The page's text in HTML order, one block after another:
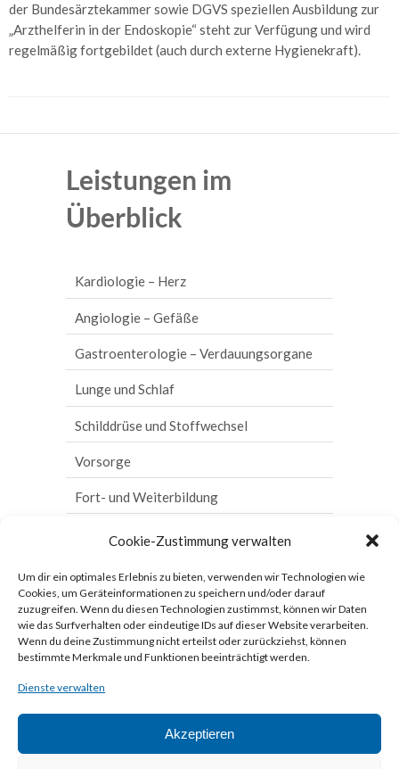
Cookie-Zustimmung verwalten
Um dir ein optimales Erlebnis zu bieten, verwenden wir Technologien wie
Cookies, um Geräteinformationen zu speichern und/oder darauf
zuzugreifen. Wenn du diesen Technologien zustimmst, können wir Daten
wie das Surfverhalten oder eindeutige IDs auf dieser Website verarbeiten.
Wenn du deine Zustimmung nicht erteilst oder zurückziehst, können
bestimmte Merkmale und Funktionen beeinträchtigt werden.
Dienste verwalten
Akzeptieren
der Bundesärztekammer sowie DGVS speziellen Ausbildung zur
„Arzthelferin in der Endoskopie“ steht zur Verfügung und wird
regelmäßig fortgebildet (auch durch externe Hygienekraft).
Leistungen im
Überblick
Kardiologie – Herz
EKG, Langzeit-EKG und Eventrecording
Telemetrie und Homemonitoring
Belastungstests
Herz-Ultraschall
Herzschrittmacher
Kardio-MR
Angiologie – Gefäße
Arterienuntersuchungen
Venenuntersuchungen
Gastroenterologie – Verdauungsorgane
Sonographie/Duplex-Sonographie
Magenspiegelung
Darmspiegelung
Chromo-Endoskopie
Polypektomie & Mucosektomie
Argon-Plasma-Koagulation
Lunge und Schlaf
Bodyplethysmographie
Blutgasanalyse
Schlafmonitoring
Schilddrüse und Stoffwechsel
Hormonbestimmung
Sonographie der Schilddrüse
Vorsorge
Fort- und Weiterbildung
Qualitätssicherung und Hygiene
Kardiologische Qualitätspraxis und
Invasive Kardiologie
Hygiene
Zertifikate und Kooperationen
Herzkatheter-Kooperation Mechernich
Argon-
Plasma-
Koagulation
pylori-
Atemtest
Lunge
Bodyplethysmographie
Blutgasanalyse
Schlafmonitoring
Röntgen-
Thorax
Schilddrüse
Stoffwechsel
Hormonbestimmung
Sonographie
der
Schilddrüse
Vorsorge
Fort-
Qualitätssicherung